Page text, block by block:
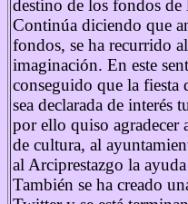
destino de los fondos de
Continúa diciendo que
fondos, se ha recurrido
imaginación. En este
conseguido que la fiesta
sea declarada de interés
por ello quiso agradecer
de cultura, al
al Arciprestazgo la ayuda
También se ha creado